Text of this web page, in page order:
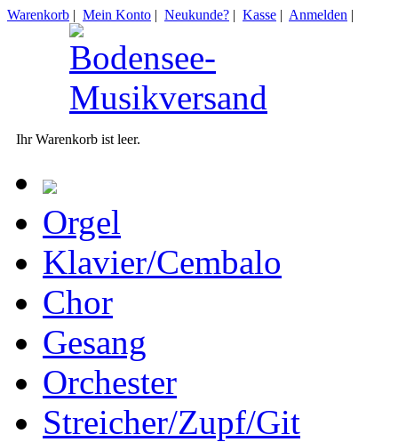
Warenkorb | Mein Konto | Neukunde? | Kasse | Anmelden |
Ihr Warenkorb ist leer.
Orgel
Klavier/Cembalo
Chor
Gesang
Orchester
Streicher/Zupf/Git